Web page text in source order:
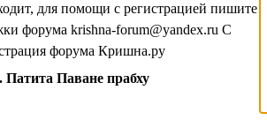
для помощи с регистрацией пишите
форума krishna-forum@yandex.ru С
форума Кришна.ру
Паване прабху